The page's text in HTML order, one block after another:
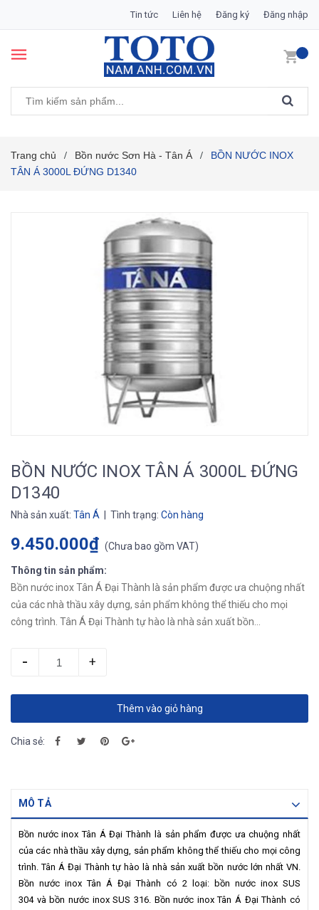
Tin tức Liên hệ Đăng ký Đăng nhập
Trang chủ / Bồn nước Sơn Hà - Tân Á /
BỒN NƯỚC INOX
TÂN Á 3000L ĐỨNG D1340
BỒN NƯỚC INOX TÂN Á 3000L ĐỨNG
D1340
Nhà sản xuất: Tân Á | Tình trạng: Còn hàng
9.450.000₫ (Chưa bao gồm VAT)
Thông tin sản phẩm:
Bồn nước inox Tân Á Đại Thành là sản phẩm được ưa chuộng nhất
của các nhà thầu xây dựng, sản phẩm không thể thiếu cho mọi
công trình. Tân Á Đại Thành tự hào là nhà sản xuất bồn...
- +
Thêm vào giỏ hàng
Chia sẻ:
MÔ TẢ
Bồn nước inox Tân Á Đại Thành là sản phẩm được ưa chuộng nhất
của các nhà thầu xây dựng, sản phẩm không thể thiếu cho mọi công
trình. Tân Á Đại Thành tự hào là nhà sản xuất bồn nước lớn nhất VN.
Bồn nước inox Tân Á Đại Thành có 2 loại:
bồn nước inox SUS
304 và bồn nước inox SUS 316. Bồn nước inox Tân Á Đại Thành có